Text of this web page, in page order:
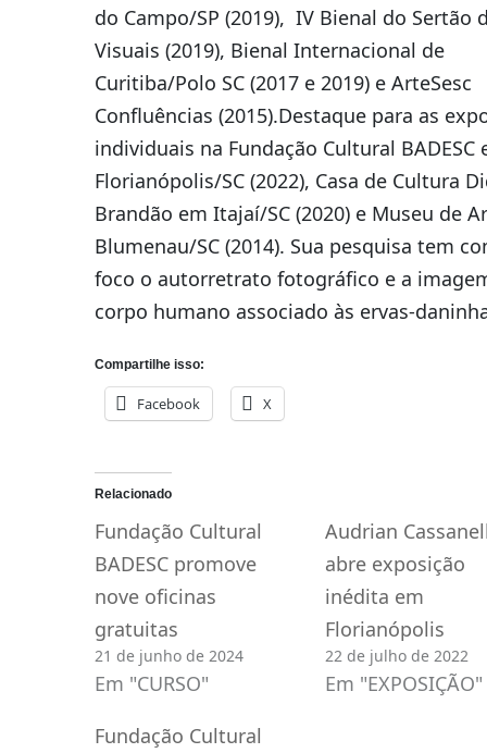
do Campo/SP (2019), IV Bienal do Sertão
Visuais (2019), Bienal Internacional de
Curitiba/Polo SC (2017 e 2019) e ArteSesc
Confluências (2015).Destaque para as
individuais na Fundação Cultural BADESC
Florianópolis/SC (2022), Casa de Cultura
Brandão em Itajaí/SC (2020) e Museu de
Blumenau/SC (2014). Sua pesquisa tem
foco o autorretrato fotográfico e a
corpo humano associado às ervas-
Compartilhe isso:
Facebook X
Relacionado
Fundação Cultural
BADESC promove
nove oficinas
gratuitas
21 de junho de 2024
Em "CURSO"
Audrian
abre exposição
inédita em
Florianópolis
22 de julho de 2022
Em "EXPOSIÇÃO"
Fundação Cultural